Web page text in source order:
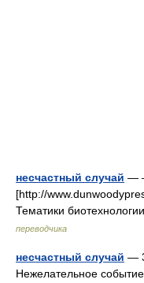
несчастный случай —
[http://
Тематики
переводчика
несчастный случай —
Нежелательное